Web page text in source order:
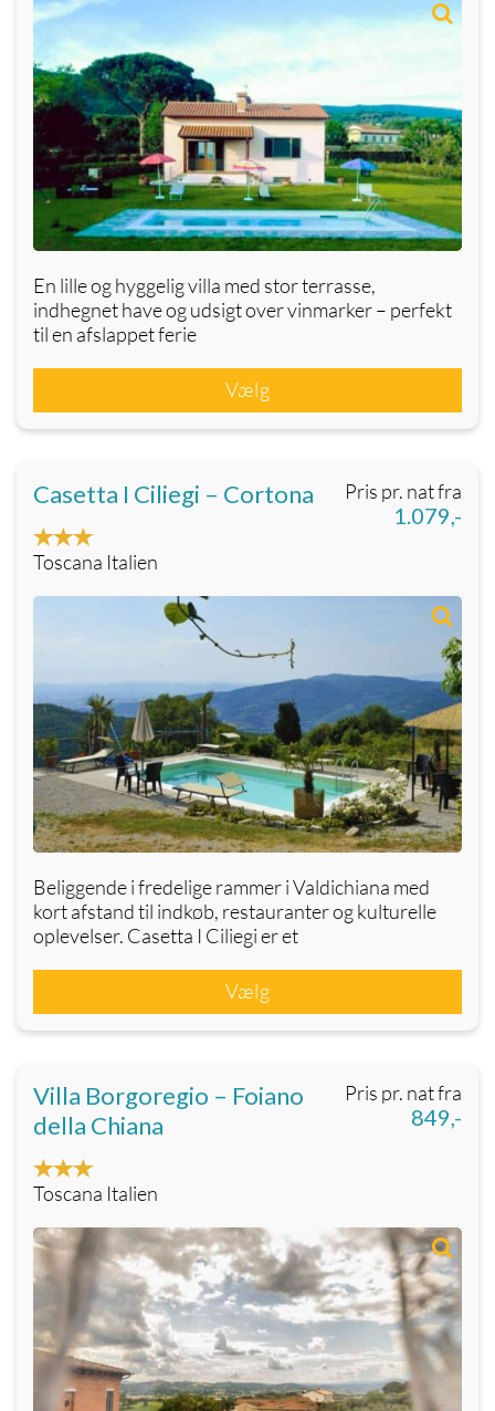
En lille og hyggelig villa med stor terrasse,
indhegnet have og udsigt over vinmarker – perfekt
til en afslappet ferie
Vælg
Pris pr. nat fra
1.079,-
Casetta I Ciliegi – Cortona
Toscana Italien
Beliggende i fredelige rammer i Valdichiana med
kort afstand til indkøb, restauranter og kulturelle
oplevelser. Casetta I Ciliegi er et
Vælg
Pris pr. nat fra
849,-
Villa Borgoregio – Foiano
della Chiana
Toscana Italien